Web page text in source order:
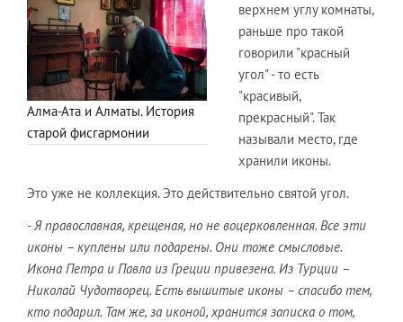
Алма-Ата и Алматы. История
старой фисгармонии
верхнем углу комнаты,
раньше про такой
говорили "красный
угол" - то есть
"красивый,
прекрасный". Так
называли место, где
хранили иконы.
Это уже не коллекция. Это действительно святой угол.
- Я православная, крещеная, но не воцерковленная. Все эти
иконы – куплены или подарены. Они тоже смысловые.
Икона Петра и Павла из Греции привезена. Из Турции –
Николай Чудотворец. Есть вышитые иконы – спасибо тем,
кто подарил. Там же, за иконой, хранится записка о том,